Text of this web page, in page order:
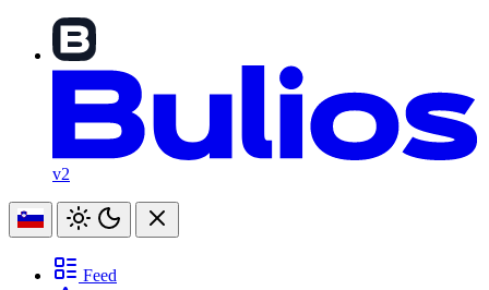
v2
Feed